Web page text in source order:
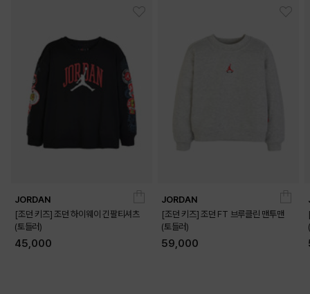
JORDAN
[조던 키즈] 조던 하이웨이 긴팔티셔츠
(토들러)
45,000
JORDAN
[조던 키즈] 조던 FT 브루클린 맨투맨
(토들러)
59,000